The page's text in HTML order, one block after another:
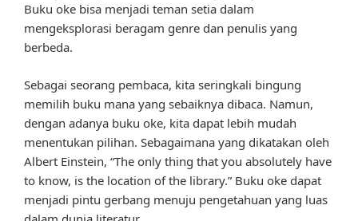
Buku oke bisa menjadi teman setia dalam
mengeksplorasi beragam genre dan penulis yang
berbeda.
Sebagai seorang pembaca, kita seringkali bingung
memilih buku mana yang sebaiknya dibaca. Namun,
dengan adanya buku oke, kita dapat lebih mudah
menentukan pilihan. Sebagaimana yang dikatakan oleh
Albert Einstein, “The only thing that you absolutely have
to know, is the location of the library.” Buku oke dapat
menjadi pintu gerbang menuju pengetahuan yang luas